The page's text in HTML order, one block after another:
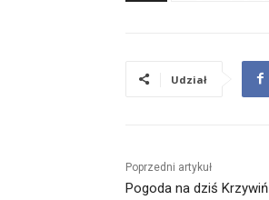
Udział
Poprzedni artykuł
Pogoda na dziś Krzywiń